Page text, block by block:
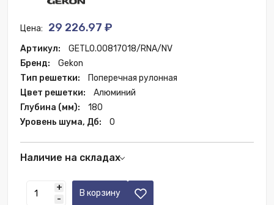
Цена: 29 226.97 ₽
Артикул:
GETL0.00817018/RNA/NV
Бренд:
Gekon
Тип решетки:
Поперечная рулонная
Цвет решетки:
Алюминий
Глубина (мм):
180
Уровень шума, Дб:
0
Наличие на складах
+
-
В корзину